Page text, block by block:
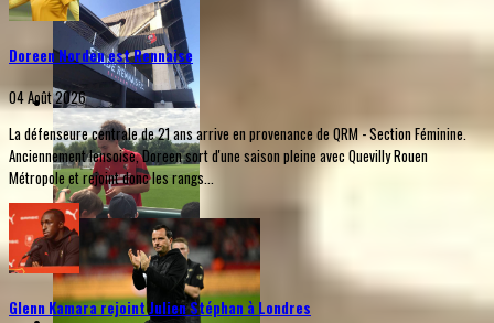
Doreen Norden est Rennaise
04 Août 2026
La défenseure centrale de 21 ans arrive en provenance de QRM - Section Féminine.
Anciennement lensoise, Doreen sort d'une saison pleine avec Quevilly Rouen
Métropole et rejoint donc les rangs...
Glenn Kamara rejoint Julien Stéphan à Londres